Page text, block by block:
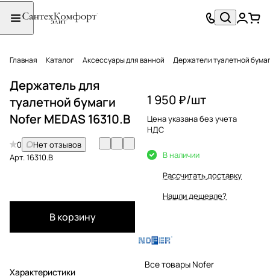
Главная Каталог Аксессуары для ванной Держатели туалетной
Держатель для
туалетной бумаги
Nofer MEDAS 16310.B
0
Нет отзывов
Арт.16310.B
В корзину
Характеристики
1 950 ₽/шт
Цена указана без учета
НДС
В наличии
Рассчитать доставку
Нашли дешевле?
Все товары Nofer